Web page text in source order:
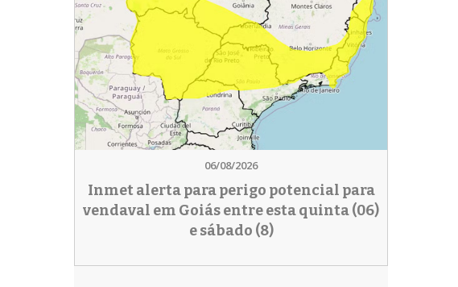
06/08/2026
Inmet alerta para perigo potencial para
vendaval em Goiás entre esta quinta (06)
e sábado (8)